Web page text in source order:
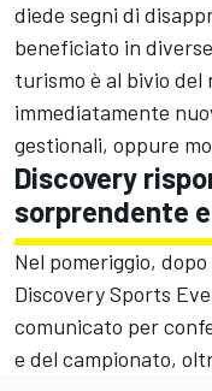
diede segni di
beneficiato in
turismo è al bivio
immediatamente
gestionali, oppure
Discovery
sorprendente
Nel pomeriggio,
Discovery Sports
comunicato per
e del campionato,